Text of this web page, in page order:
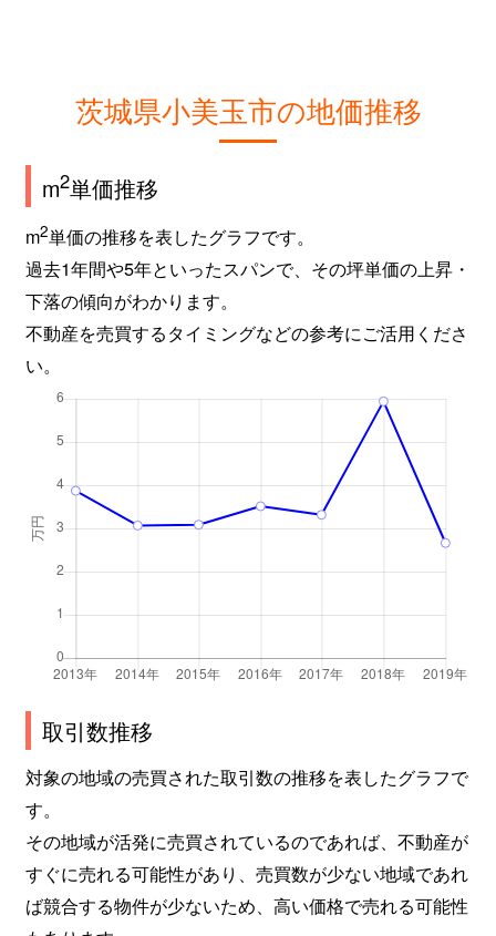
茨城県小美玉市の地価推移
m2単価推移
m2単価の推移を表したグラフです。
過去1年間や5年といったスパンで、その坪単価の上昇・
下落の傾向がわかります。
不動産を売買するタイミングなどの参考にご活用くださ
い。
取引数推移
対象の地域の売買された取引数の推移を表したグラフで
す。
その地域が活発に売買されているのであれば、不動産が
すぐに売れる可能性があり、売買数が少ない地域であれ
ば競合する物件が少ないため、高い価格で売れる可能性